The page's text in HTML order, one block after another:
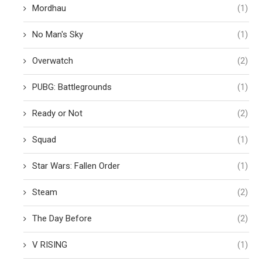
Mordhau (1)
No Man's Sky (1)
Overwatch (2)
PUBG: Battlegrounds (1)
Ready or Not (2)
Squad (1)
Star Wars: Fallen Order (1)
Steam (2)
The Day Before (2)
V RISING (1)